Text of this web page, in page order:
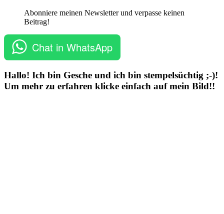
Abonniere meinen Newsletter und verpasse keinen
Beitrag!
Chat in WhatsApp
Hallo! Ich bin Gesche und ich bin stempelsüchtig ;-)!
Um mehr zu erfahren klicke einfach auf mein Bild!!